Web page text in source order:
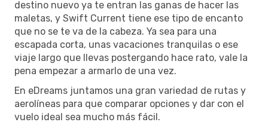
destino nuevo ya te entran las ganas de hacer las
maletas, y Swift Current tiene ese tipo de encanto
que no se te va de la cabeza. Ya sea para una
escapada corta, unas vacaciones tranquilas o ese
viaje largo que llevas postergando hace rato, vale la
pena empezar a armarlo de una vez.
En eDreams juntamos una gran variedad de rutas y
aerolíneas para que comparar opciones y dar con el
vuelo ideal sea mucho más fácil.